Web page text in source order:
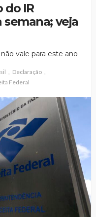
do IR
veja
vale para este ano
Declaração
Federal